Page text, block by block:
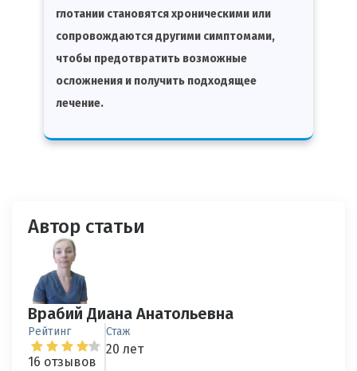
глотании становятся хроническими или
сопровождаются другими симптомами,
чтобы предотвратить возможные
осложнения и получить подходящее
лечение.
Автор статьи
Врабий Диана Анатольевна
Рейтинг
16 отзывов
Стаж
20 лет